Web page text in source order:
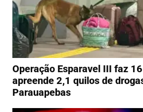
Operação Esparavel III faz
apreende 2,1 quilos de
Parauapebas